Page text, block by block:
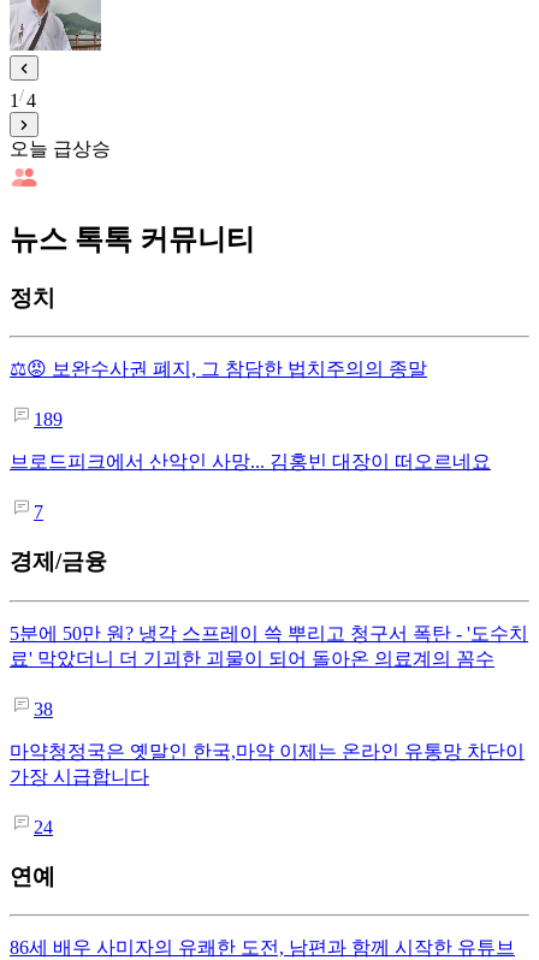
1 4
오늘 급상승
뉴스 톡톡 커뮤니티
정치
⚖️😡 보완수사권 폐지, 그 참담한 법치주의의 종말
189
브로드피크에서 산악인 사망... 김홍빈 대장이 떠오르네요
7
경제/금융
5분에 50만 원? 냉각 스프레이 쓱 뿌리고 청구서 폭탄 - '도수치
료' 막았더니 더 기괴한 괴물이 되어 돌아온 의료계의 꼼수
38
마약청정국은 옛말인 한국,마약 이제는 온라인 유통망 차단이
가장 시급합니다
24
연예
86세 배우 사미자의 유쾌한 도전, 남편과 함께 시작한 유튜브